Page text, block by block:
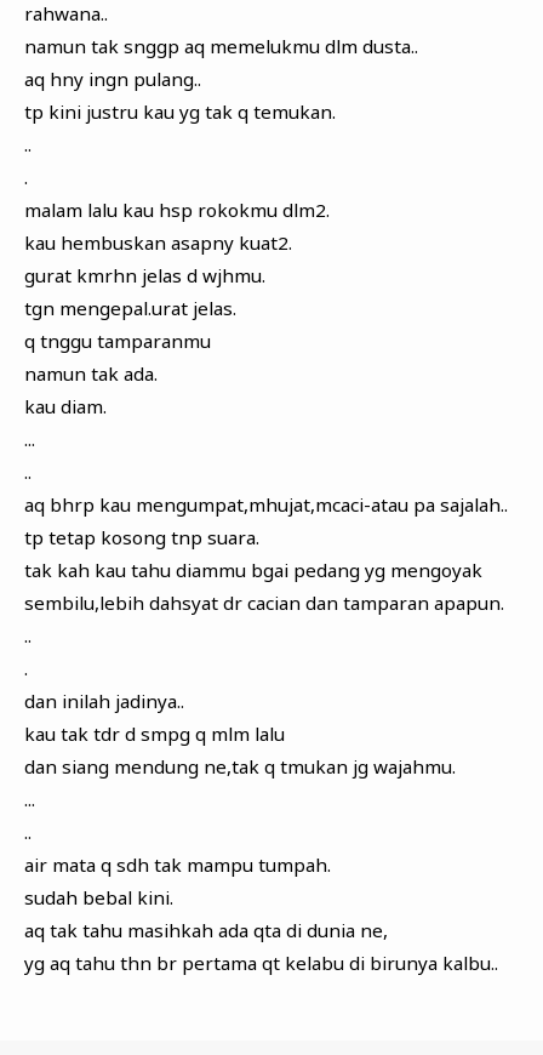
rahwana..
namun tak snggp aq memelukmu dlm dusta..
aq hny ingn pulang..
tp kini justru kau yg tak q temukan.
..
.
malam lalu kau hsp rokokmu dlm2.
kau hembuskan asapny kuat2.
gurat kmrhn jelas d wjhmu.
tgn mengepal.urat jelas.
q tnggu tamparanmu
namun tak ada.
kau diam.
...
..
aq bhrp kau mengumpat,mhujat,mcaci-atau pa sajalah..
tp tetap kosong tnp suara.
tak kah kau tahu diammu bgai pedang yg mengoyak
sembilu,lebih dahsyat dr cacian dan tamparan apapun.
..
.
dan inilah jadinya..
kau tak tdr d smpg q mlm lalu
dan siang mendung ne,tak q tmukan jg wajahmu.
...
..
air mata q sdh tak mampu tumpah.
sudah bebal kini.
aq tak tahu masihkah ada qta di dunia ne,
yg aq tahu thn br pertama qt kelabu di birunya kalbu..